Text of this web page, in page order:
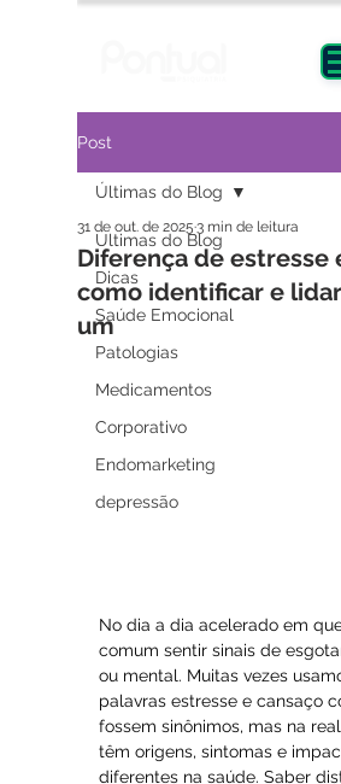
Post
Últimas do Blog
Dicas
Saúde Emocional
Patologias
Medicamentos
Corporativo
Endomarketing
depressão
Últimas do Blog
Diferença de estresse
como identificar e
um
31 de out. de 2025 3 min de leitura
No dia a dia acelerado em
comum sentir sinais de
ou mental. Muitas vezes
palavras estresse e cansaço
fossem sinônimos, mas na
têm origens, sintomas e
diferentes na saúde. Saber